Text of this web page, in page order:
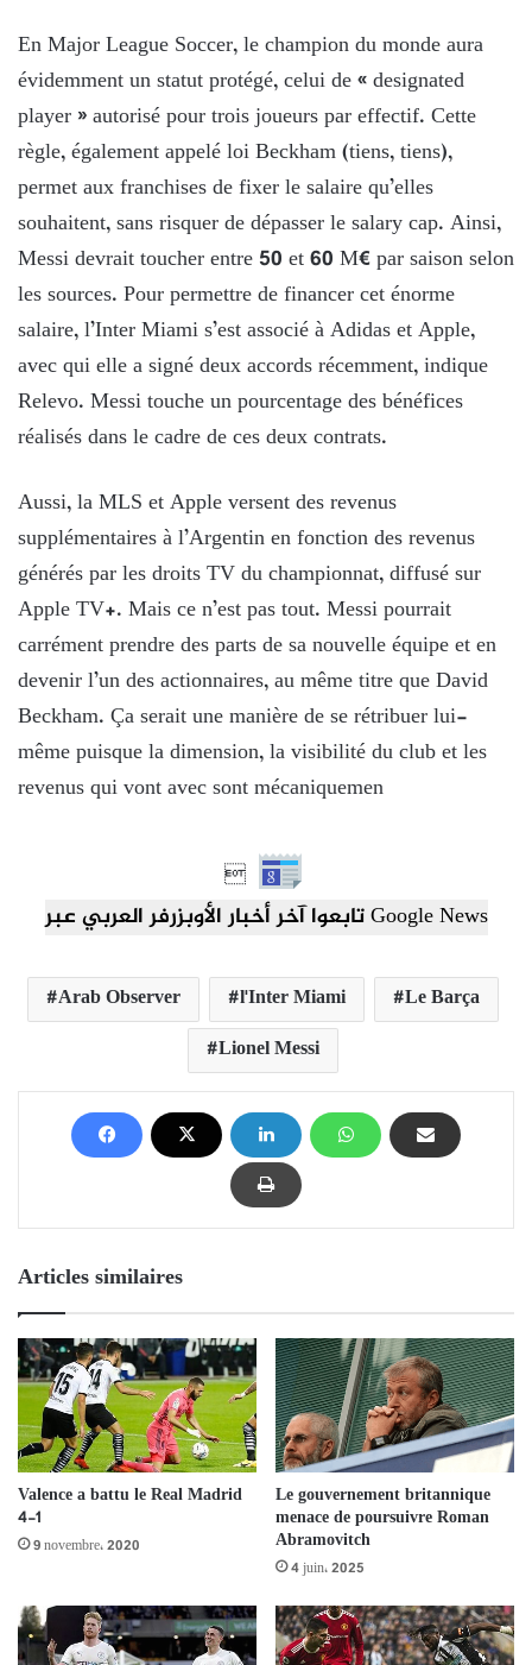
En Major League Soccer, le champion du monde aura
évidemment un statut protégé, celui de « designated
player » autorisé pour trois joueurs par effectif. Cette
règle, également appelé loi Beckham (tiens, tiens),
permet aux franchises de fixer le salaire qu’elles
souhaitent, sans risquer de dépasser le salary cap. Ainsi,
Messi devrait toucher entre 50 et 60 M€ par saison selon
les sources. Pour permettre de financer cet énorme
salaire, l’Inter Miami s’est associé à Adidas et Apple,
avec qui elle a signé deux accords récemment, indique
Relevo. Messi touche un pourcentage des bénéfices
réalisés dans le cadre de ces deux contrats.
Aussi, la MLS et Apple versent des revenus
supplémentaires à l’Argentin en fonction des revenus
générés par les droits TV du championnat, diffusé sur
Apple TV+. Mais ce n’est pas tout. Messi pourrait
carrément prendre des parts de sa nouvelle équipe et en
devenir l’un des actionnaires, au même titre que David
Beckham. Ça serait une manière de se rétribuer lui-
même puisque la dimension, la visibilité du club et les
revenus qui vont avec sont mécaniquemen

تابعوا آخر أخبار الأوبزرفر العربي عبر Google News
Arab Observer l'Inter Miami
Le Barça
Lionel Messi
Articles similaires
Valence a battu le Real Madrid
4-1
9 novembre، 2020
Le gouvernement britannique
menace de poursuivre Roman
Abramovitch
4 juin، 2025